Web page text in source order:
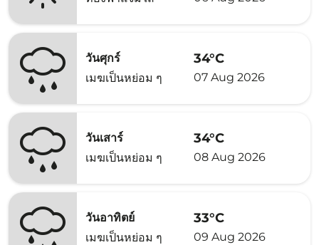
วันศุกร์
เมฆเป็นหย่อม ๆ
34°C
07 Aug 2026
วันเสาร์
เมฆเป็นหย่อม ๆ
34°C
08 Aug 2026
วันอาทิตย์
เมฆเป็นหย่อม ๆ
33°C
09 Aug 2026